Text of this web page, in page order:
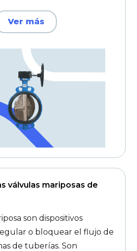
Ver más
válvulas mariposas de
son dispositivos
o bloquear el flujo de
de tuberías. Son